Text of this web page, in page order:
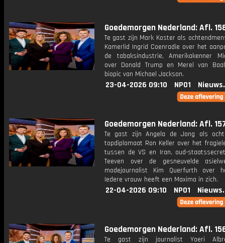
Goedemorgen Nederland: Afl.
Te gast zijn Mark Koster als
Kamerlid Ingrid Coenradie over het
de tabaksindustrie, Amerikakenner
over Donald Trump en Merel van
biopic van Michael Jackson.
23-04-2026 09:10 NPO1
Goedemorgen Nederland: Afl.
Te gast zijn Angela de Jong als
topdiplomaat Ron Keller over het
tussen de VS en Iran, oud-
Teeven over de gesneuvelde
modejournalist Kim Querfurth over
Iedere vrouw heeft een Maxima in zich.
22-04-2026 09:10 NPO1
Goedemorgen Nederland: Afl.
Te gast zijn journalist Yoeri